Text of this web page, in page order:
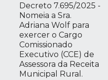
Decreto 7.695/2025 -
Nomeia a Sra.
Adriana Wolf para
exercer o Cargo
Comissionado
Executivo (CCE) de
Assessora da Receita
Municipal Rural.